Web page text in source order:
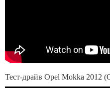
Тест-драйв Opel Mokka 2012